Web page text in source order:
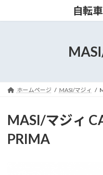
ッ
移
自転
ホームページ MASI/マジィ
MASI/マジィ
PRIMA